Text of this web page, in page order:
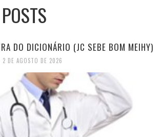
DO DICIONÁRIO (JC SEBE BOM MEIHY)
2 DE AGOSTO DE 2026